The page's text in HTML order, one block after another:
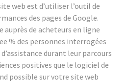
web est d’utiliser l’outil de
des pages de Google.
auprès de acheteurs en ligne
% des personnes interrogées
durant leur parcours
positives que le logiciel de
possible sur votre site web